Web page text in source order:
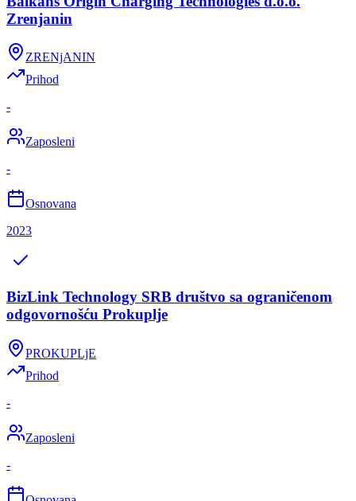
Zrenjanin
ZRENjANIN
Prihod
-
Zaposleni
-
Osnovana
2023
BizLink Technology SRB društvo sa ograničenom
odgovornošću Prokuplje
PROKUPLjE
Prihod
-
Zaposleni
-